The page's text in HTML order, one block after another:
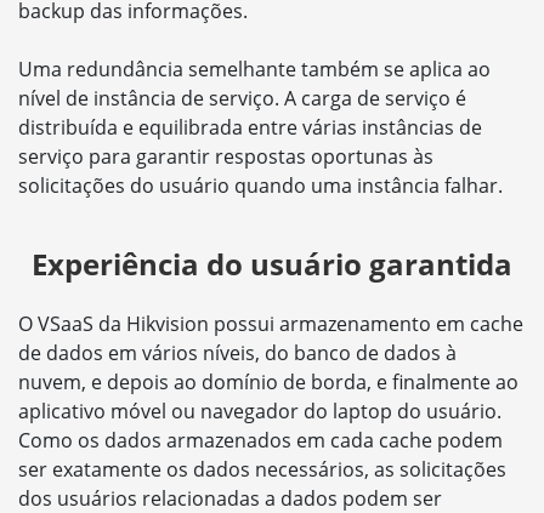
backup das informações.
Uma redundância semelhante também se aplica ao
nível de instância de serviço. A carga de serviço é
distribuída e equilibrada entre várias instâncias de
serviço para garantir respostas oportunas às
solicitações do usuário quando uma instância falhar.
Experiência do usuário garantida
O VSaaS da Hikvision possui armazenamento em cache
de dados em vários níveis, do banco de dados à
nuvem, e depois ao domínio de borda, e finalmente ao
aplicativo móvel ou navegador do laptop do usuário.
Como os dados armazenados em cada cache podem
ser exatamente os dados necessários, as solicitações
dos usuários relacionadas a dados podem ser